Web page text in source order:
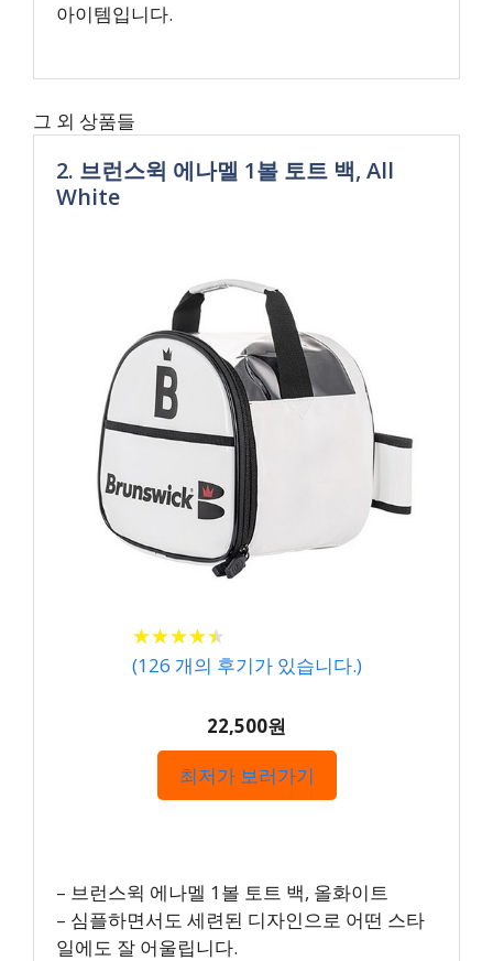
아이템입니다.
그 외 상품들
2. 브런스윅 에나멜 1볼 토트 백, All
White
★★★★★
★★★★★
(126 개의 후기가 있습니다.)
22,500원
최저가 보러가기
– 브런스윅 에나멜 1볼 토트 백, 올화이트
– 심플하면서도 세련된 디자인으로 어떤 스타
일에도 잘 어울립니다.